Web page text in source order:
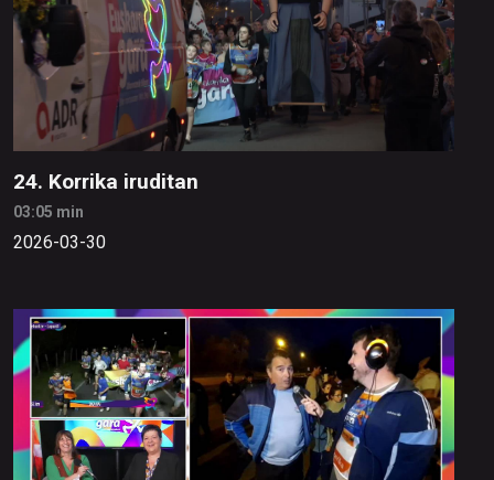
24. Korrika iruditan
03:05 min
2026-03-30